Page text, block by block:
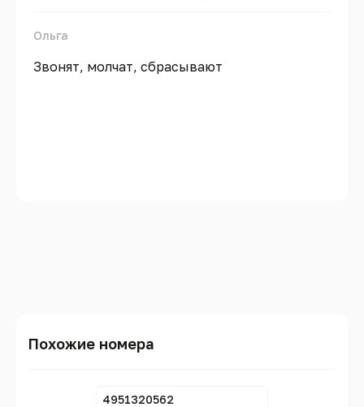
Ольга
Звонят, молчат, сбрасывают
Похожие номера
4951320562